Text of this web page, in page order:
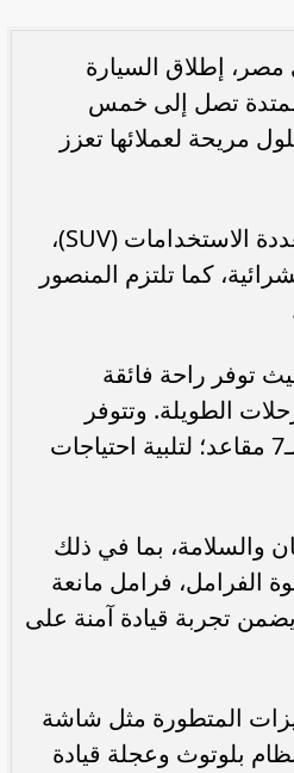
إطلاق السيارة
ضمان ممتدة تصل إلى خمس
حلول مريحة لعملائها تعزز
شيفروليه كابتيفا 2025 تمثل نقلة نوعية في فئة السيارات الرياضية متعددة الاستخدامات (SUV)،
كما تلتزم المنصور
توفر راحة فائقة
الطويلة. وتتوفر
السيارة بخيارين من المقاعد، الفئة الأولى ذات 5 مقاعد، والفئة الثانية بـ7 مقاعد؛ لتلبية احتياجات
الأمان والسلامة، بما في ذلك
الفرامل، فرامل مانعة
ركن أمامية وخلفية، بالإضافة الى كاميرا 360 مما يضمن تجربة قيادة آمنة على
المتطورة مثل شاشة
بلوتوث وعجلة قيادة